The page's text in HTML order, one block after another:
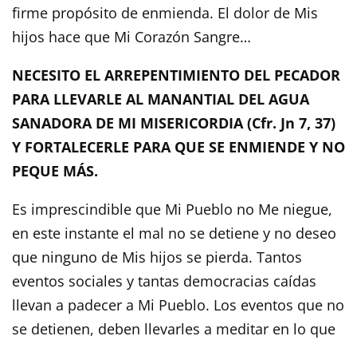
firme propósito de enmienda. El dolor de Mis
hijos hace que Mi Corazón Sangre…
NECESITO EL ARREPENTIMIENTO DEL PECADOR
PARA LLEVARLE AL MANANTIAL DEL AGUA
SANADORA DE MI MISERICORDIA (Cfr. Jn 7, 37)
Y FORTALECERLE PARA QUE SE ENMIENDE Y NO
PEQUE MÁS.
Es imprescindible que Mi Pueblo no Me niegue,
en este instante el mal no se detiene y no deseo
que ninguno de Mis hijos se pierda. Tantos
eventos sociales y tantas democracias caídas
llevan a padecer a Mi Pueblo. Los eventos que no
se detienen, deben llevarles a meditar en lo que